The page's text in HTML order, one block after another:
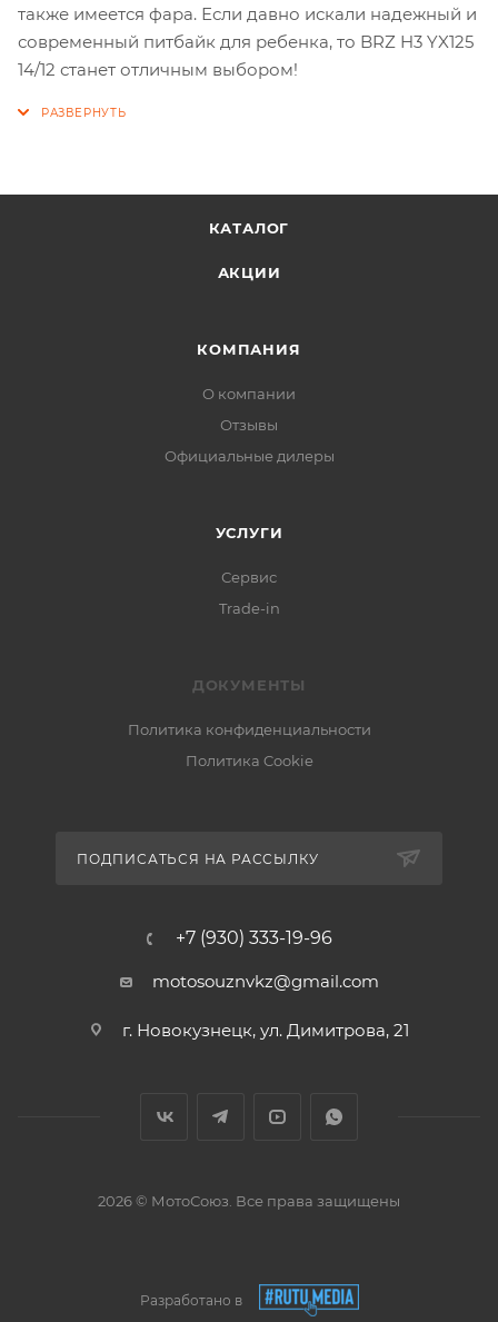
также имеется фара. Если давно искали надежный и
современный питбайк для ребенка, то BRZ H3 YX125
14/12 станет отличным выбором!
КАТАЛОГ
АКЦИИ
КОМПАНИЯ
О компании
Отзывы
Официальные дилеры
УСЛУГИ
Сервис
Trade-in
ДОКУМЕНТЫ
Политика конфиденциальности
Политика Cookie
ПОДПИСАТЬСЯ НА РАССЫЛКУ
+7 (930) 333-19-96
motosouznvkz@gmail.com
г. Новокузнецк, ул. Димитрова, 21
2026 © МотоСоюз. Все права защищены
Разработано в